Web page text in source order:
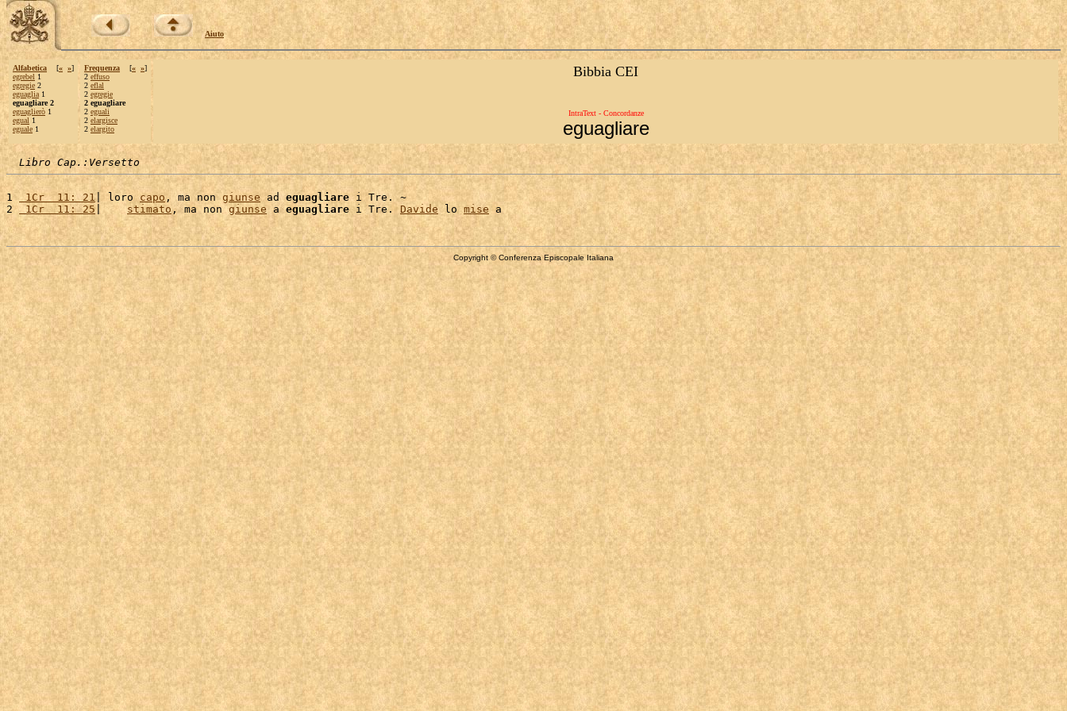
Aiuto
Alfabetica [« »]
egrebel 1
egregie 2
eguaglia 1
eguagliare 2
eguaglierò 1
egual 1
eguale 1
Frequenza [« »]
2 effuso
2 eflal
2 egregie
2 eguagliare
2 eguali
2 elargisce
2 elargito
Bibbia CEI
IntraText - Concordanze
eguagliare
Libro Cap.:Versetto
1 1Cr  11: 21| loro capo , ma non giunse ad eguagliare i Tre. ~
2
1Cr  11: 25 | stimato, ma non giunse a eguagliare i Tre. Davide lo mise
Copyright © Conferenza Episcopale Italiana